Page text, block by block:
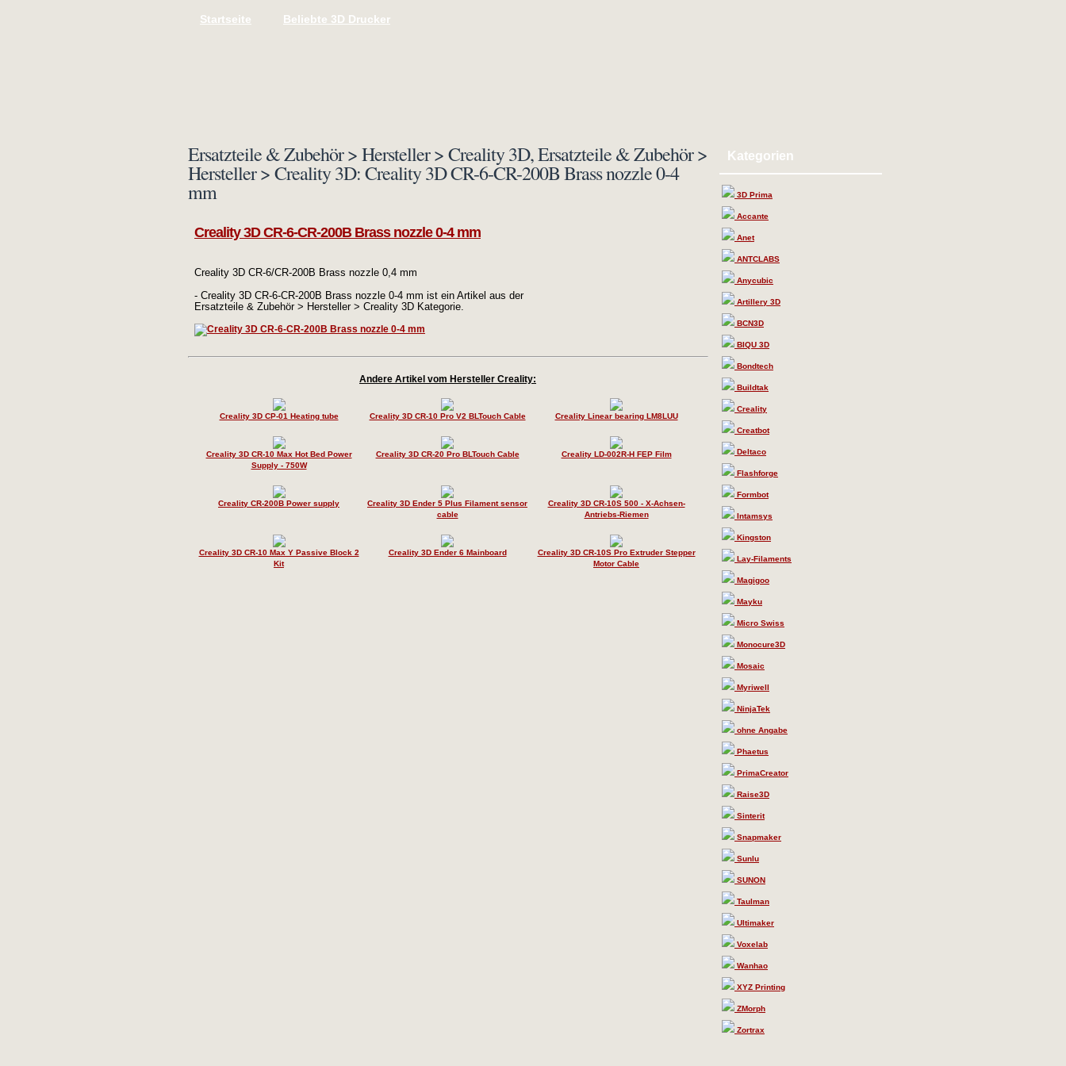
Startseite Beliebte 3D Drucker
Ersatzteile & Zubehör > Hersteller > Creality 3D, Ersatzteile & Zubehör >
Hersteller > Creality 3D: Creality 3D CR-6-CR-200B Brass nozzle 0-4
mm
Creality 3D CR-6-CR-200B Brass nozzle 0-4 mm
Creality 3D CR-6/CR-200B Brass nozzle 0,4 mm
- Creality 3D CR-6-CR-200B Brass nozzle 0-4 mm ist ein Artikel aus der
Ersatzteile & Zubehör > Hersteller > Creality 3D Kategorie.
Andere Artikel vom Hersteller Creality:
Creality 3D CP-01 Heating tube Creality 3D CR-10 Pro V2 BLTouch Cable Creality Linear bearing LM8LUU
Creality 3D CR-10 Max Hot Bed Power
Supply - 750W
Creality 3D CR-20 Pro BLTouch Cable Creality LD-002R-H FEP Film
Creality CR-200B Power supply
Creality 3D Ender 5 Plus Filament sensor
cable
Creality 3D CR-10S 500 - X-Achsen-
Antriebs-Riemen
Creality 3D CR-10 Max Y Passive Block 2
Kit
Creality 3D Ender 6 Mainboard
Creality 3D CR-10S Pro Extruder Stepper
Motor Cable
Kategorien
3D Prima
Accante
Anet
ANTCLABS
Anycubic
Artillery 3D
BCN3D
BIQU 3D
Bondtech
Buildtak
Creality
Creatbot
Deltaco
Flashforge
Formbot
Intamsys
Kingston
Lay-Filaments
Magigoo
Mayku
Micro Swiss
Monocure3D
Mosaic
Myriwell
NinjaTek
ohne Angabe
Phaetus
PrimaCreator
Raise3D
Sinterit
Snapmaker
Sunlu
SUNON
Taulman
Ultimaker
Voxelab
Wanhao
XYZ Printing
ZMorph
Zortrax